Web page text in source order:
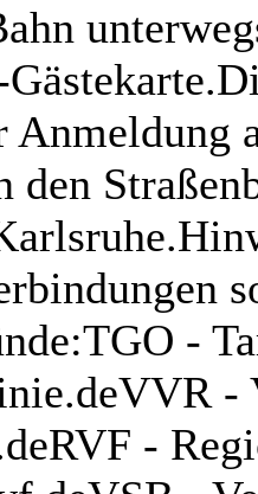
den
-
-
-